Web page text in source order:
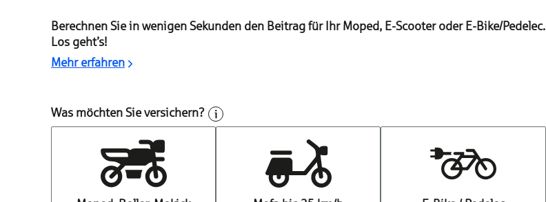
Berechnen Sie in wenigen Sekunden den Beitrag für Ihr Moped, E-Scooter oder E-Bike/Pedelec.
Los geht’s!
Mehr erfahren
Was möchten Sie versichern?